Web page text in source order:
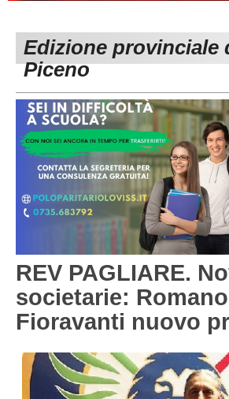
1^ CATEGORIA
3^ CATEGORIA
GIOVANILI
Edizione provinciale
Piceno
REV PAGLIARE.
societarie: Romano
Fioravanti nuovo